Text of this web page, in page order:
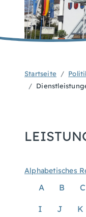
Startseite
Alphabetisches
A B C
I J K